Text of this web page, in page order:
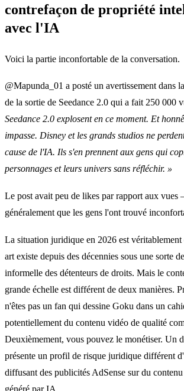
contrefaçon de propriété
avec l'IA
Voici la partie inconfortable de la conversation.
@Mapunda_01 a posté un avertissement dans
de la sortie de Seedance 2.0 qui a fait 250 000
Seedance 2.0 explosent en ce moment. Et
impasse. Disney et les grands studios ne
cause de l'IA. Ils s'en prennent aux gens qui
personnages et leurs univers sans réfléchir. »
Le post avait peu de likes par rapport aux
généralement que les gens l'ont trouvé
La situation juridique en 2026 est
art existe depuis des décennies sous une sorte
informelle des détenteurs de droits. Mais le
grande échelle est différent de deux manières.
n'êtes pas un fan qui dessine Goku dans un
potentiellement du contenu vidéo de qualité
Deuxièmement, vous pouvez le monétiser. Un
présente un profil de risque juridique différent
diffusant des publicités AdSense sur du
généré par IA.